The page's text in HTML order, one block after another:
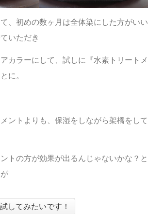
、初めの数ヶ月は全体染にした方がいい
いただき
カラーにして、試しに『水素トリートメ
に。
ントよりも、保湿をしながら架橋をして
トの方が効果が出るんじゃないかな？と
してみたいです！